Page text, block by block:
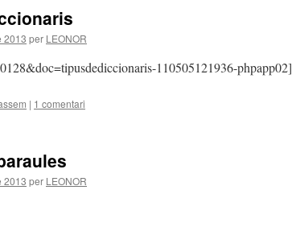
2013 per LEONOR
110505121936-phpapp02]
| 1 comentari
2013 per LEONOR